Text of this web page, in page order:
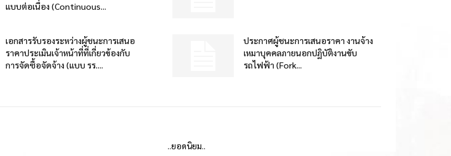
แบบต่อเนื่อง (Continuous...
เอกสารรับรองระหว่างผู้ชนะการเสนอ
ราคาประเมินเจ้าหน้าที่ที่เกี่ยวข้องกับ
การจัดซื้อจัดจ้าง (แบบ รร....
ประกาศผู้ชนะการเสนอราคา งานจ้าง
เหมาบุคคลภายนอกปฏิบัติงานขับ
รถไฟฟ้า (Fork...
..ยอดนิยม..